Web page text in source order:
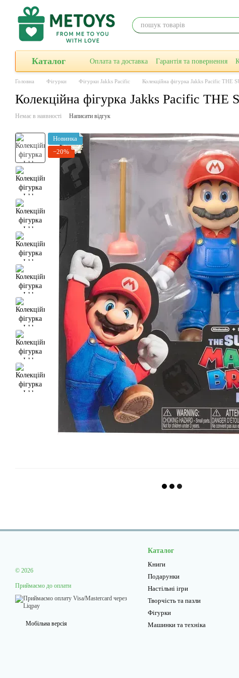
Перейти до основного контенту
Каталог Оплата та доставка Гарантiя та повернення
Головна Фігурки Фігурки Jakks Pacific Колекційна фігурка Jakks Pacific
Колекційна фігурка Jakks Pacific
Немає в наявності Написати відгук
Новинка
−20%
© 2026
Приймаємо до оплати
Мобільна версія
Каталог
Книги
Подарунки
Настільні ігри
Творчiсть та пазли
Фігурки
Машинки та техніка